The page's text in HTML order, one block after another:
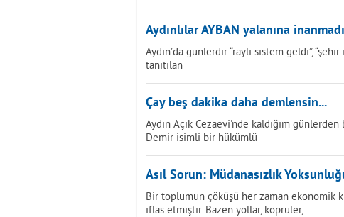
Aydınlılar AYBAN yalanına inanmadı
Aydın’da günlerdir “raylı sistem geldi”,
tanıtılan
Çay beş dakika daha demlensin...
Aydın Açık Cezaevi'nde kaldığım
Demir isimli bir hükümlü
Asıl Sorun: Müdanasızlık
Bir toplumun çöküşü her zaman ekonomik
iflas etmiştir. Bazen yollar, köprüler,